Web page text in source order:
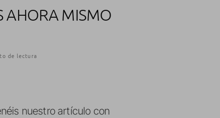
AHORA MISMO
de lectura
nuestro artículo con